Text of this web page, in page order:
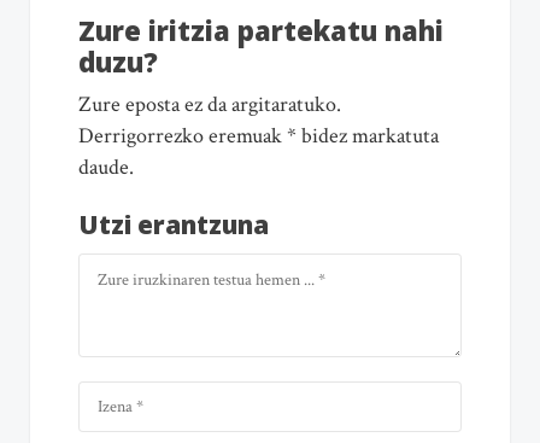
Zure iritzia partekatu nahi
duzu?
Zure eposta ez da argitaratuko.
Derrigorrezko eremuak * bidez markatuta
daude.
Utzi erantzuna